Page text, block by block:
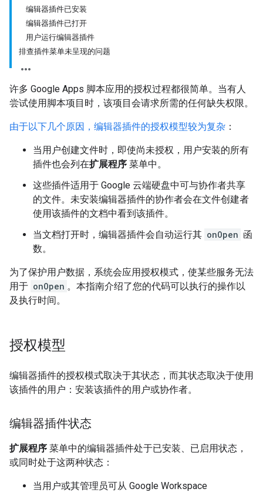
编辑器插件已安装
编辑器插件已打开
用户运行编辑器插件
排查插件菜单未呈现的问题
许多 Google Apps 脚本应用的授权过程都很简单。当有人
尝试使用脚本项目时，该项目会请求所需的任何缺失权限。
由于以下几个原因，编辑器插件的授权模型较为复杂 ：
当用户创建文件时，即使尚未授权，用户安装的所有
插件也会列在扩展程序 菜单中。
这些插件适用于 Google 云端硬盘中可与协作者共享
的文件。未安装编辑器插件的协作者会在文件创建者
使用该插件的文档中看到该插件。
当文档打开时，编辑器插件会自动运行其 onOpen 函
数。
为了保护用户数据，系统会应用授权模式，使某些服务无法
用于 onOpen 。本指南介绍了您的代码可以执行的操作以
及执行时间。
授权模型
编辑器插件的授权模式取决于其状态，而其状态取决于使用
该插件的用户：安装该插件的用户或协作者。
编辑器插件状态
扩展程序 菜单中的编辑器插件处于已安装、已启用状态，
或同时处于这两种状态：
当用户或其管理员可从 Google Workspace